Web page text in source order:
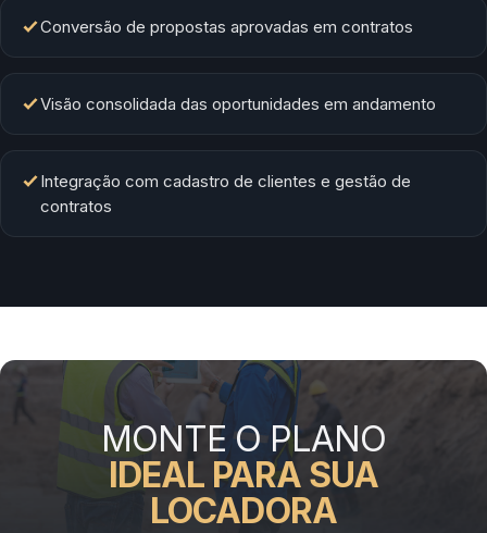
Conversão de propostas aprovadas em contratos
Visão consolidada das oportunidades em andamento
Integração com cadastro de clientes e gestão de
contratos
MONTE O PLANO
IDEAL PARA SUA
LOCADORA